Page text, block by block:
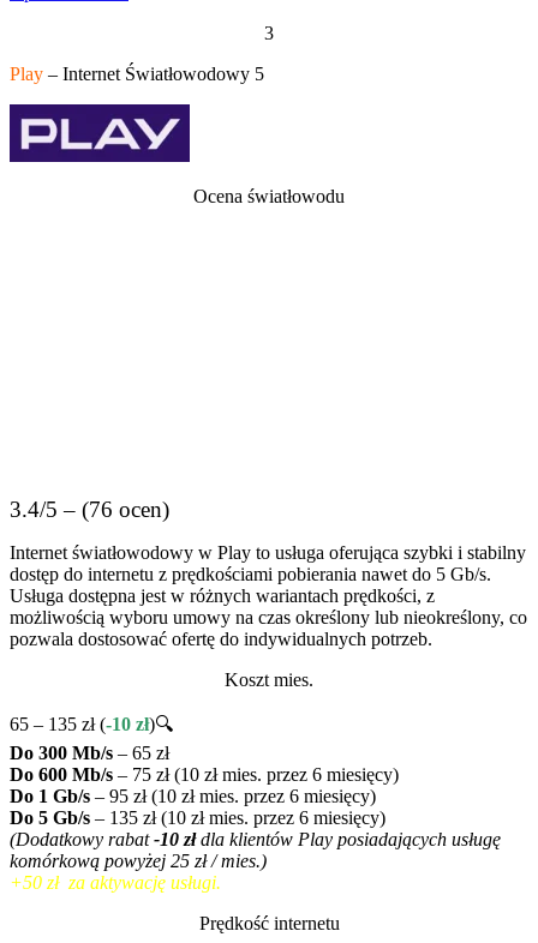
3
Play – Internet Światłowodowy 5
Ocena światłowodu
3.4/5 – (76 ocen)
Internet światłowodowy w Play to usługa oferująca szybki i stabilny
dostęp do internetu z prędkościami pobierania nawet do 5 Gb/s.
Usługa dostępna jest w różnych wariantach prędkości, z
możliwością wyboru umowy na czas określony lub nieokreślony, co
pozwala dostosować ofertę do indywidualnych potrzeb.
Koszt mies.
65 – 135 zł (-10 zł)🔍
Do 300 Mb/s – 65 zł
Do 600 Mb/s – 75 zł (10 zł mies. przez 6 miesięcy)
Do 1 Gb/s – 95 zł (10 zł mies. przez 6 miesięcy)
Do 5 Gb/s – 135 zł (10 zł mies. przez 6 miesięcy)
(Dodatkowy rabat-10 złdla klientów Play posiadających usługę
komórkową powyżej 25 zł / mies.)
+50 zł za aktywację usługi.
Prędkość internetu